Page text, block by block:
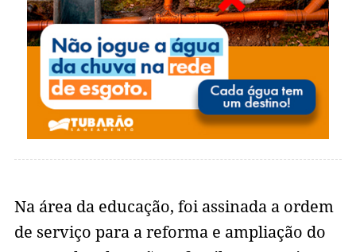
Na área da educação, foi assinada a ordem
de serviço para a reforma e ampliação do